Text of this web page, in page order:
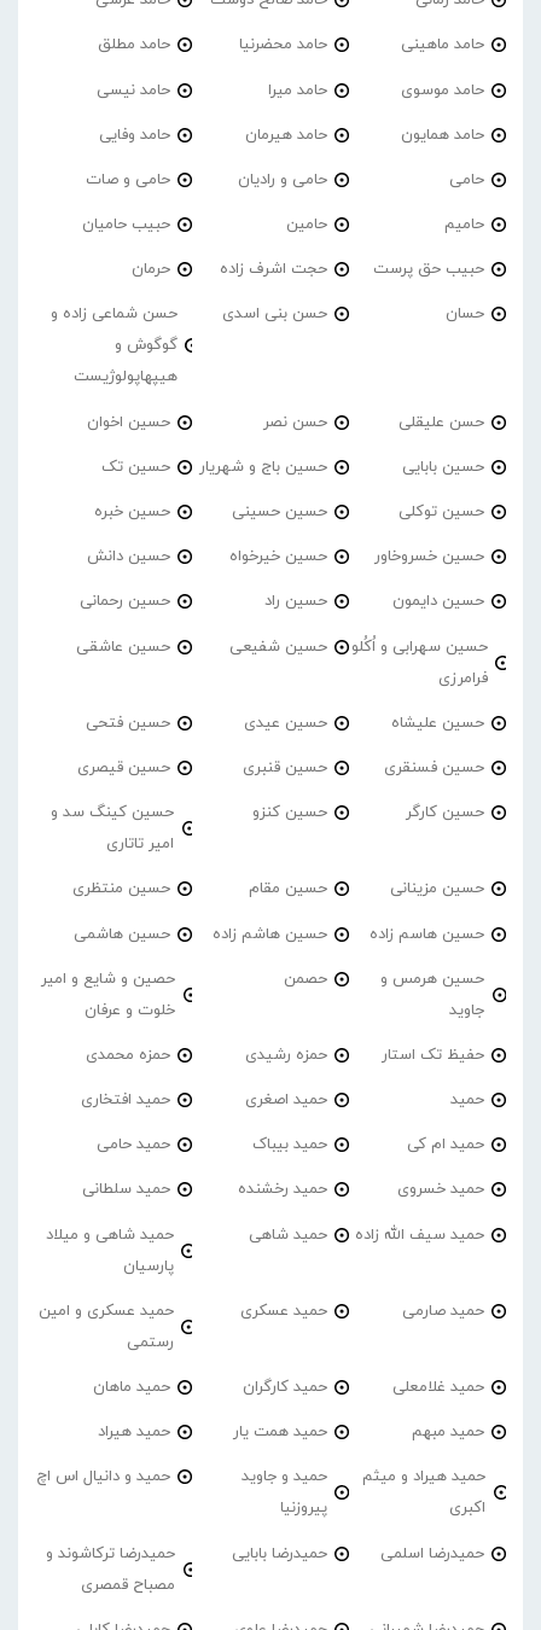
حامد ماهینی حامد محضرنیا حامد مطلق
حامد موسوی حامد میرا حامد نیسی
حامد همایون حامد هیرمان حامد وفایی
حامی حامی و رادیان حامی و صات
حامیم حامین حبیب حامیان
حبیب حق پرست حجت اشرف زاده حرمان
حسان حسن بنی اسدی
حسن شماعی زاده و
گوگوش و
هیپهاپولوژیست
حسن علیقلی حسن نصر حسین اخوان
حسین بابایی حسین باج و شهریار حسین تک
حسین توکلی حسین حسینی حسین خبره
حسین خسروخاور حسین خیرخواه حسین دانش
حسین دایمون حسین راد حسین رحمانی
حسین سهرابی و اُکُلو
فرامرزی
حسین شفیعی حسین عاشقی
حسین علیشاه حسین عیدی حسین فتحی
حسین فسنقری حسین قنبری حسین قیصری
حسین کارگر حسین کنزو
حسین کینگ سد و
امیر تاتاری
حسین مزینانی حسین مقام حسین منتظری
حسین هاسم زاده حسین هاشم زاده حسین هاشمی
حسین هرمس و
جاوید
حصمن
حصین و شایع و امیر
خلوت و عرفان
حفیظ تک استار حمزه رشیدی حمزه محمدی
حمید حمید اصغری حمید افتخاری
حمید ام کی حمید بیباک حمید حامی
حمید خسروی حمید رخشنده حمید سلطانی
حمید سیف الله زاده حمید شاهی
حمید شاهی و میلاد
پارسیان
حمید صارمی حمید عسکری
حمید عسکری و امین
رستمی
حمید غلامعلی حمید کارگران حمید ماهان
حمید مبهم حمید همت یار حمید هیراد
حمید هیراد و میثم
اکبری
حمید و جاوید
پیروزنیا
حمید و دانیال اس اچ
حمیدرضا اسلمی حمیدرضا بابایی
حمیدرضا ترکاشوند و
مصباح قمصری